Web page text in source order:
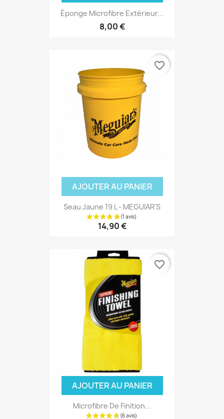
Éponge Microfibre Extérieur...
8,00 €
AJOUTER AU PANIER
Seau Jaune 19 L - MEGUIAR'S
14,90 €
favorite_border
AJOUTER AU PANIER
Microfibre De Finition...
favorite_border